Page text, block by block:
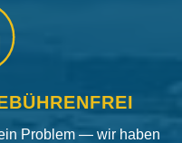
Problem — wir haben